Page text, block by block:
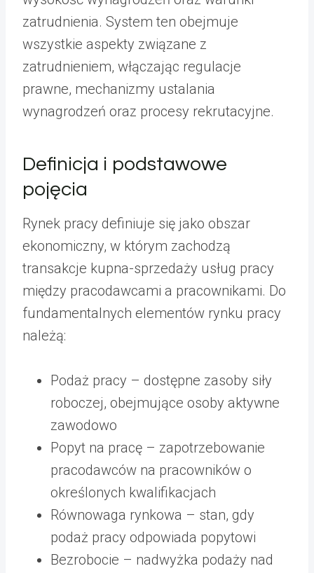
zatrudnienia. System ten obejmuje
wszystkie aspekty związane z
zatrudnieniem, włączając regulacje
prawne, mechanizmy ustalania
wynagrodzeń oraz procesy rekrutacyjne.
Definicja i podstawowe
pojęcia
Rynek pracy definiuje się jako obszar
ekonomiczny, w którym zachodzą
transakcje kupna-sprzedaży usług pracy
między pracodawcami a pracownikami. Do
fundamentalnych elementów rynku pracy
należą:
Podaż pracy – dostępne zasoby siły
roboczej, obejmujące osoby aktywne
zawodowo
Popyt na pracę – zapotrzebowanie
pracodawców na pracowników o
określonych kwalifikacjach
Równowaga rynkowa – stan, gdy
podaż pracy odpowiada popytowi
Bezrobocie – nadwyżka podaży nad